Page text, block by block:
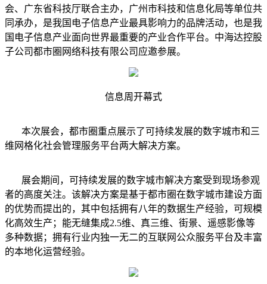
会、广东省科技厅联合主办，广州市科技和信息化局等单位共
同承办，是我国电子信息产业最具影响力的品牌活动，也是我
国电子信息产业面向世界最重要的产业合作平台。中海达控股
子公司都市圈网络科技有限公司应邀参展。
信息周开幕式
本次展会，都市圈重点展示了可持续发展的数字城市和三
维网格化社会管理服务平台两大解决方案。
展会期间，可持续发展的数字城市解决方案受到现场参观
者的高度关注。该解决方案是基于都市圈在数字城市建设方面
的优势而提出的，其中包括拥有八年的数据生产经验，可规模
化高效生产；能无缝集成2.5维、真三维、街景、遥感影像等
多种数据；拥有行业内独一无二的互联网公众服务平台及丰富
的本地化运营经验。